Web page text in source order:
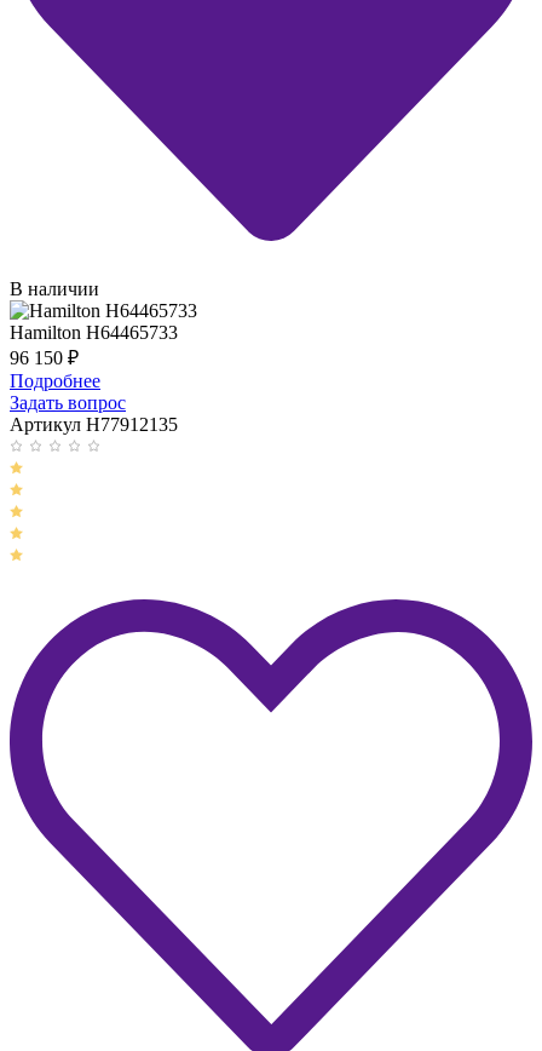
В наличии
Hamilton H64465733
96 150 ₽
Подробнее
Задать вопрос
Артикул H77912135